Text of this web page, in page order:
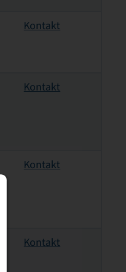
Kontakt
Kontakt
Kontakt
Kontakt